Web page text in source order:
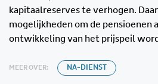
kapitaalreserves te verhogen.
mogelijkheden om de pensioenen
ontwikkeling van het prijspeil
MEER OVER: NA-DIENST